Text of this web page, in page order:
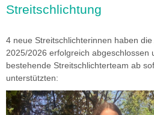
imageshow3.jpg
Streitschlichtung
4 neue Streitschlichterinnen haben die
2025/2026 erfolgreich abgeschlossen
bestehende Streitschlichterteam ab
unterstützten: